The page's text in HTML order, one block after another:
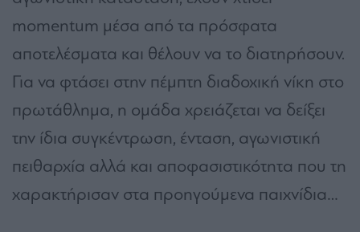
momentum μέσα από τα πρόσφατα
αποτελέσματα και θέλουν να το διατηρήσουν.
Για να φτάσει στην πέμπτη διαδοχική νίκη στο
πρωτάθλημα, η ομάδα χρειάζεται να δείξει
την ίδια συγκέντρωση, ένταση, αγωνιστική
πειθαρχία αλλά και αποφασιστικότητα που τη
χαρακτήρισαν στα προηγούμενα παιχνίδια…